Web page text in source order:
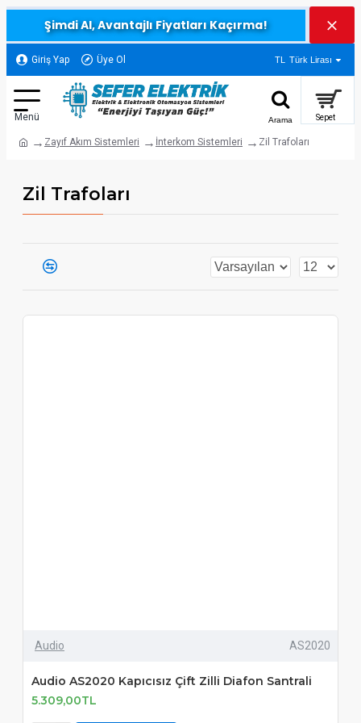
Şimdi Al, Avantajlı Fiyatları Kaçırma!
Giriş Yap Üye Ol TL Türk Lirası
Zayıf Akım Sistemleri İnterkom Sistemleri Zil Trafoları
Zil Trafoları
Audio AS2020
Audio AS2020 Kapıcısız Çift Zilli Diafon Santrali
5.309,00TL